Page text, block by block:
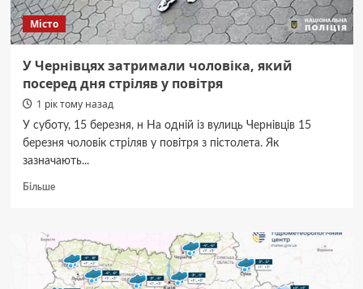
сплати
податків
Місто
У Чернівцях затримали чоловіка, який
посеред дня стріляв у повітря
1 рік тому назад
У суботу, 15 березня, н На одній із вулиць Чернівців 15
березня чоловік стріляв у повітря з пістолета. Як
зазначають...
БільшеДокладніше
затримали
чоловіка,
який